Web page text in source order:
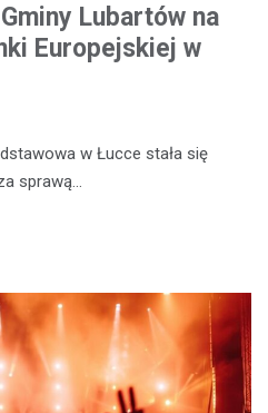
Lubartów na
Europejskiej w
w Łucce stała się
sprawą…